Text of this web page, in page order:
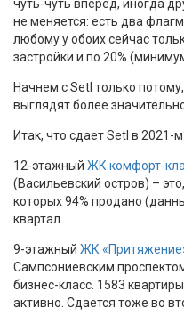
чуть-чуть вперед, иногда
не меняется: есть два
любому у обоих сейчас
застройки и по 20%
Начнем с Setl только
выглядят более
Итак, что сдает Setl в 2021-
12-этажный ЖК комфорт-
(Васильевский остров) –
которых 94% продано
квартал.
9-этажный ЖК
Сампсониевским
бизнес-класс. 1583
активно. Сдается тоже во